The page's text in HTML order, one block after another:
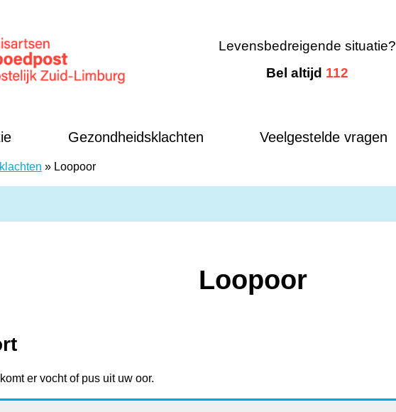
Levensbedreigende situatie?
Bel altijd 112
Gezondheidsklachten Veelgestelde vragen
» Loopoor
Loopoor
er vocht of pus uit uw oor.